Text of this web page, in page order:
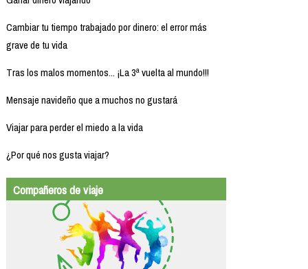
Cambiar tu tiempo trabajado por dinero: el error más
grave de tu vida
Tras los malos momentos... ¡La 3ª vuelta al mundo!!!
Mensaje navideño que a muchos no gustará
Viajar para perder el miedo a la vida
¿Por qué nos gusta viajar?
Compañeros de viaje